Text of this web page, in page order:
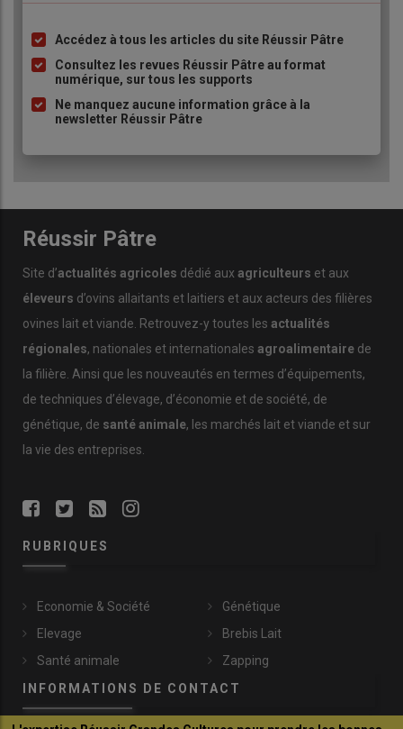
Liste
à
puce
Accédez à tous les articles du site Réussir Pâtre
Consultez les revues Réussir Pâtre au format
numérique, sur tous les supports
Ne manquez aucune information grâce à la
newsletter Réussir Pâtre
Réussir Pâtre
Site d’actualités agricoles dédié aux agriculteurs et aux
éleveurs d’ovins allaitants et laitiers et aux acteurs des filières
ovines lait et viande. Retrouvez-y toutes les actualités
régionales, nationales et internationales agroalimentaire de
la filière. Ainsi que les nouveautés en termes d’équipements,
de techniques d’élevage, d’économie et de société, de
génétique, de santé animale, les marchés lait et viande et sur
la vie des entreprises.
RUBRIQUES
Economie & Société
Elevage
Santé animale
Génétique
Brebis Lait
Zapping
INFORMATIONS DE CONTACT